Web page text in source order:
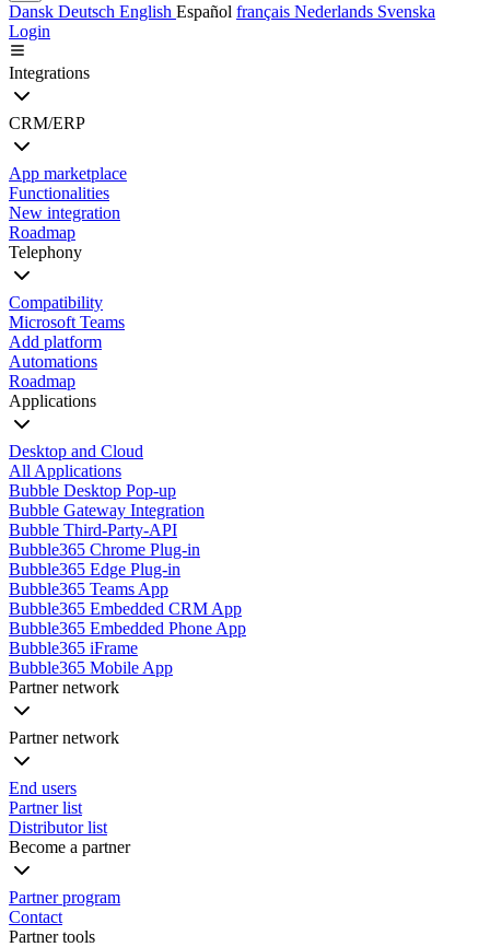
Dansk Deutsch English Español français Nederlands Svenska
Login
Integrations
CRM/ERP
App marketplace
Functionalities
New integration
Roadmap
Telephony
Compatibility
Microsoft Teams
Add platform
Automations
Roadmap
Applications
Desktop and Cloud
All Applications
Bubble Desktop Pop-up
Bubble Gateway Integration
Bubble Third-Party-API
Bubble365 Chrome Plug-in
Bubble365 Edge Plug-in
Bubble365 Teams App
Bubble365 Embedded CRM App
Bubble365 Embedded Phone App
Bubble365 iFrame
Bubble365 Mobile App
Partner network
Partner network
End users
Partner list
Distributor list
Become a partner
Partner program
Contact
Partner tools